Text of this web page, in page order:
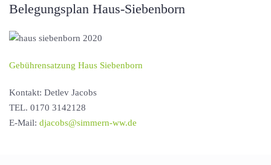
Belegungsplan Haus-Siebenborn
Gebührensatzung Haus Siebenborn
Kontakt: Detlev Jacobs
TEL. 0170 3142128
E-Mail: djacobs@simmern-ww.de